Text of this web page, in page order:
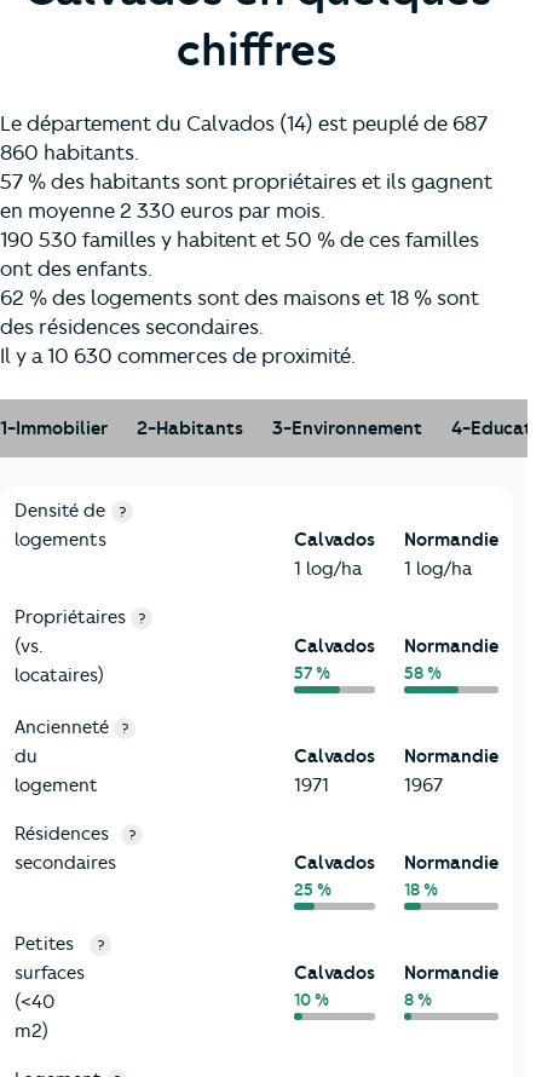
chiffres
Le département du Calvados (14) est peuplé de 687
860 habitants.
57 % des habitants sont propriétaires et ils gagnent
en moyenne 2 330 euros par mois.
190 530 familles y habitent et 50 % de ces familles
ont des enfants.
62 % des logements sont des maisons et 18 % sont
des résidences secondaires.
Il y a 10 630 commerces de proximité.
1-Immobilier 2-Habitants 3-Environnement 4-
1-Immobilier
Critères Calvados
Densité de
logements
?
Calvados
1 log/ha
Normandie
1 log/ha
Propriétaires
(vs.
locataires)
?
Calvados
57 %
Normandie
58 %
Ancienneté
du
logement
?
Calvados
1971
Normandie
1967
Résidences
secondaires
?
Calvados
25 %
Normandie
18 %
Petites
surfaces
(<40
m2)
?
Calvados
10 %
Normandie
8 %